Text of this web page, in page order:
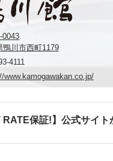
0043
鴨川市西町1179
4111
www.kamogawakan.co.jp/
RATE保証!】公式サイ